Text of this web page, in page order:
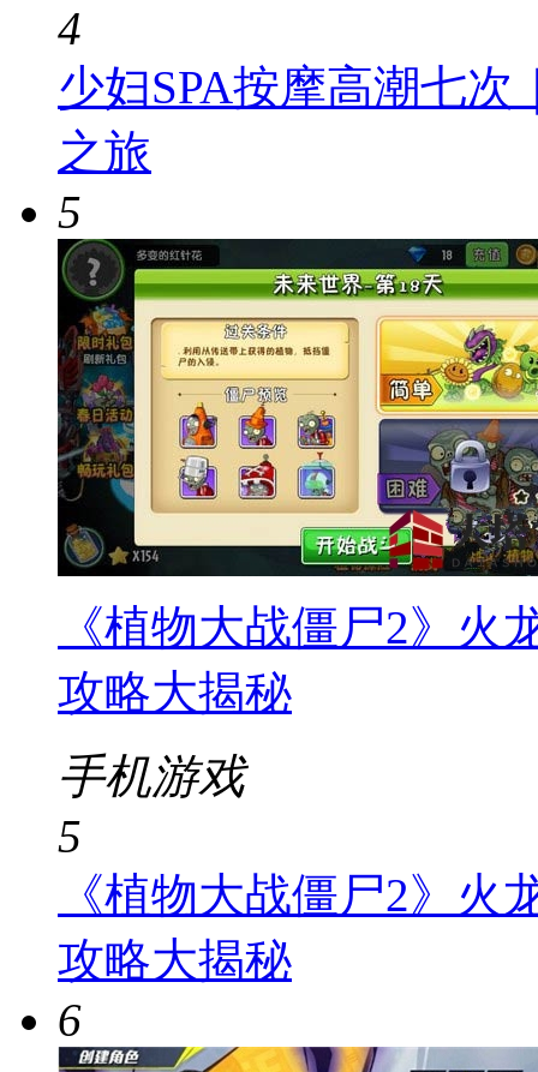
4
少妇SPA按摩高潮七次
之旅
5
《植物大战僵尸2》
攻略大揭秘
手机游戏
5
《植物大战僵尸2》
攻略大揭秘
6